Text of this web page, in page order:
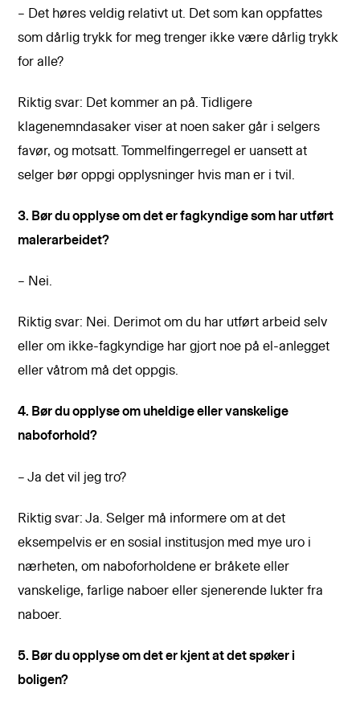
– Det høres veldig relativt ut. Det som kan oppfattes
som dårlig trykk for meg trenger ikke være dårlig trykk
for alle?
Riktig svar: Det kommer an på. Tidligere
klagenemndasaker viser at noen saker går i selgers
favør, og motsatt. Tommelfingerregel er uansett at
selger bør oppgi opplysninger hvis man er i tvil.
3. Bør du opplyse om det er fagkyndige som har utført
malerarbeidet?
– Nei.
Riktig svar: Nei. Derimot om du har utført arbeid selv
eller om ikke-fagkyndige har gjort noe på el-anlegget
eller våtrom må det oppgis.
4. Bør du opplyse om uheldige eller vanskelige
naboforhold?
– Ja det vil jeg tro?
Riktig svar: Ja. Selger må informere om at det
eksempelvis er en sosial institusjon med mye uro i
nærheten, om naboforholdene er bråkete eller
vanskelige, farlige naboer eller sjenerende lukter fra
naboer.
5. Bør du opplyse om det er kjent at det spøker i
boligen?